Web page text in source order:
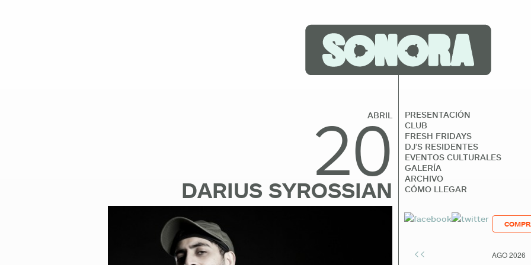
PRESENTACIÓN
CLUB
FRESH FRIDAYS
DJ’S RESIDENTES
EVENTOS CULTURALES
GALERÍA
ARCHIVO
CÓMO LLEGAR
ABRIL
20
DARIUS SYROSSIAN
<< AGO 2026